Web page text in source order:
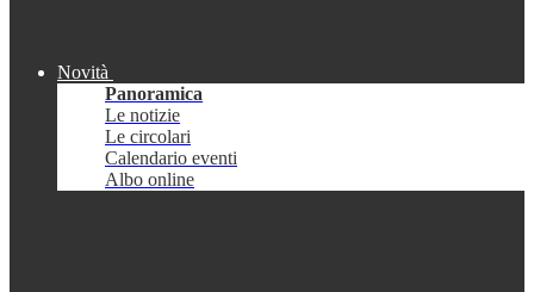
Novità
Panoramica
Le notizie
Le circolari
Calendario eventi
Albo online